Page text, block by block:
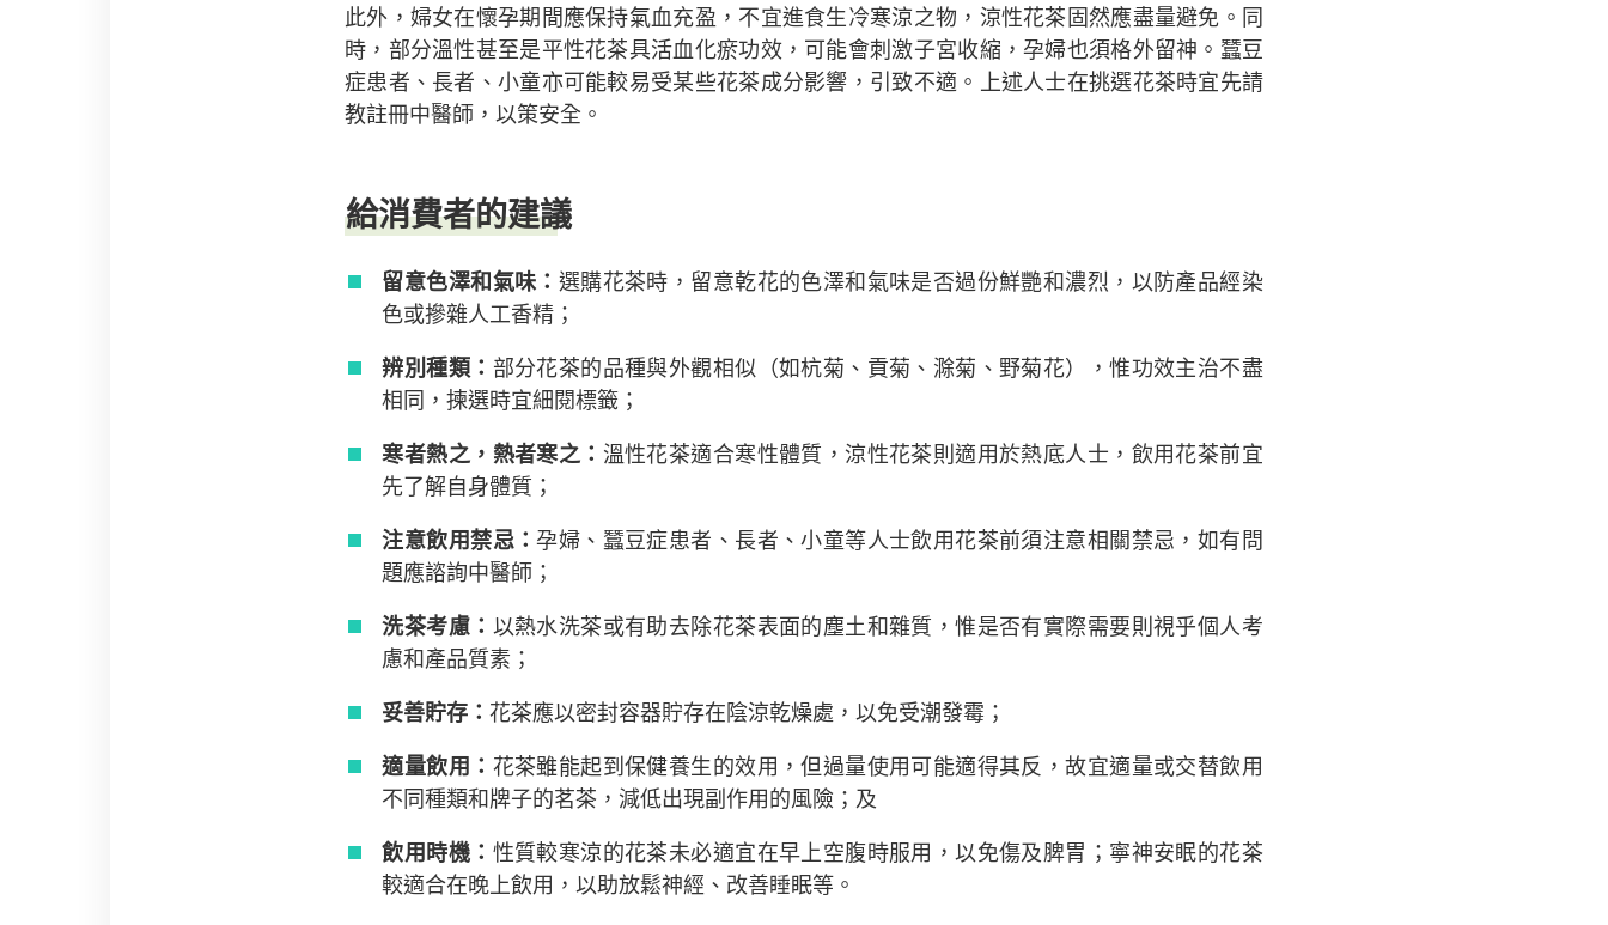
此外，婦女在懷孕期間應保持氣血充盈，不宜進食生冷寒涼之物，涼性花茶固然應盡量避免。同
時，部分溫性甚至是平性花茶具活血化瘀功效，可能會刺激子宮收縮，孕婦也須格外留神。蠶豆
症患者、長者、小童亦可能較易受某些花茶成分影響，引致不適。上述人士在挑選花茶時宜先請
教註冊中醫師，以策安全。
給消費者的建議
留意色澤和氣味： 選購花茶時，留意乾花的色澤和氣味是否過份鮮艷和濃烈，以防產品經染
色或摻雜人工香精；
辨別種類： 部分花茶的品種與外觀相似（如杭菊、貢菊、滁菊、野菊花），惟功效主治不盡
相同，揀選時宜細閱標籤；
寒者熱之，熱者寒之： 溫性花茶適合寒性體質，涼性花茶則適用於熱底人士，飲用花茶前宜
先了解自身體質；
注意飲用禁忌：孕婦、蠶豆症患者、長者、小童等人士飲用花茶前須注意相關禁忌，如有問
題應諮詢中醫師；
洗茶考慮： 以熱水洗茶或有助去除花茶表面的塵土和雜質，惟是否有實際需要則視乎個人考
慮和產品質素；
妥善貯存：花茶應以密封容器貯存在陰涼乾燥處，以免受潮發霉；
適量飲用： 花茶雖能起到保健養生的效用，但過量使用可能適得其反，故宜適量或交替飲用
不同種類和牌子的茗茶，減低出現副作用的風險；及
飲用時機： 性質較寒涼的花茶未必適宜在早上空腹時服用，以免傷及脾胃；寧神安眠的花茶
較適合在晚上飲用，以助放鬆神經、改善睡眠等。